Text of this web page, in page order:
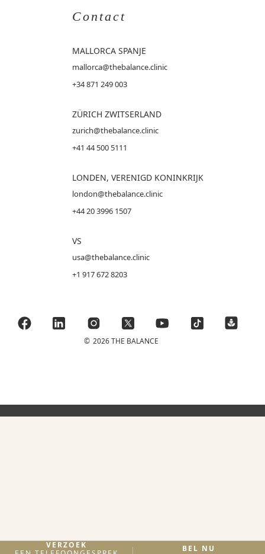
Contact
MALLORCA SPANJE
mallorca@thebalance.clinic
+34 871 249 003
ZÜRICH ZWITSERLAND
zurich@thebalance.clinic
+41 44 500 5111
LONDEN, VERENIGD KONINKRIJK
london@thebalance.clinic
+44 20 3996 1507
VS
usa@thebalance.clinic
+1 917 672 8203
© 2026 THE BALANCE
VERZOEK
BEL NU